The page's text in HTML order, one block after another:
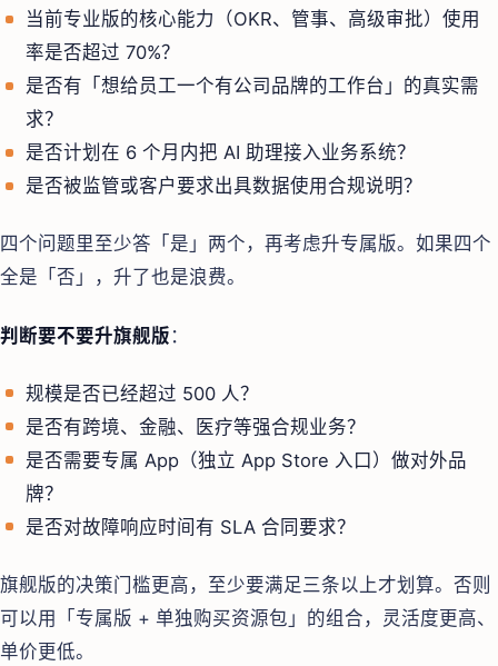
当前专业版的核心能力（OKR、管事、高级审批）使用
率是否超过 70%？
是否有「想给员工一个有公司品牌的工作台」的真实需
求？
是否计划在 6 个月内把 AI 助理接入业务系统？
是否被监管或客户要求出具数据使用合规说明？
四个问题里至少答「是」两个，再考虑升专属版。如果四个
全是「否」，升了也是浪费。
判断要不要升旗舰版 ：
规模是否已经超过 500 人？
是否有跨境、金融、医疗等强合规业务？
是否需要专属 App（独立 App Store 入口）做对外品
牌？
是否对故障响应时间有 SLA 合同要求？
旗舰版的决策门槛更高，至少要满足三条以上才划算。否则
可以用「专属版 + 单独购买资源包」的组合，灵活度更高、
单价更低。